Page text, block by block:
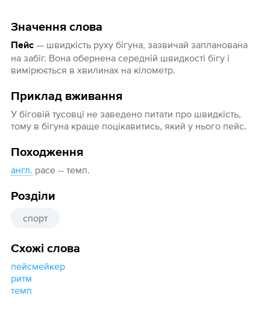
Значення слова
Пейс— швидкість руху бігуна, зазвичай запланована
на забіг. Вона обернена середній швидкості бігу і
вимірюється в хвилинах на кілометр.
Приклад вживання
У біговій тусовці не заведено питати про швидкість,
тому в бігуна краще поцікавитись, який у нього пейс.
Походження
англ. pace -- темп.
Розділи
спорт
Схожі слова
пейсмейкер
ритм
темп